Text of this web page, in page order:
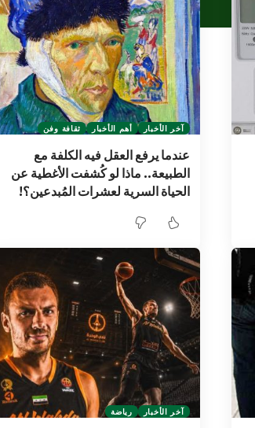
آخر الأخبار أهم الأخبار ثقافة وفن
عندما يرفع العقل فيه الكلفة مع
الطبيعة.. ماذا لو كُشفت الأغطية عن
الحياة السرية لعشرات المُبدعين؟!
آخر الأخبار رياضة